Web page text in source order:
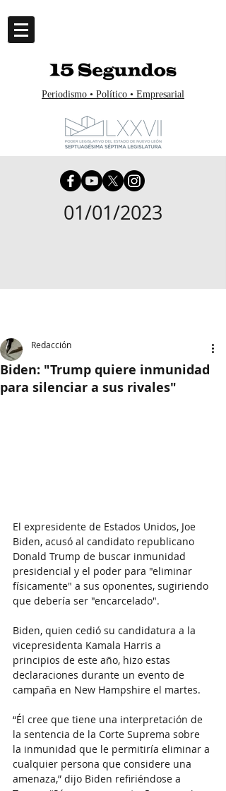
Periodismo • Político • Empresarial
01/01/2023
Biden: "Trump quiere inmunidad
para silenciar a sus rivales"
Redacción
El expresidente de Estados Unidos, Joe
Biden, acusó al candidato republicano
Donald Trump de buscar inmunidad
presidencial y el poder para "eliminar
físicamente" a sus oponentes, sugiriendo
que debería ser "encarcelado".
Biden, quien cedió su candidatura a la
vicepresidenta Kamala Harris a
principios de este año, hizo estas
declaraciones durante un evento de
campaña en New Hampshire el martes.
“Él cree que tiene una interpretación de
la sentencia de la Corte Suprema sobre
la inmunidad que le permitiría eliminar a
cualquier persona que considere una
amenaza,” dijo Biden refiriéndose a